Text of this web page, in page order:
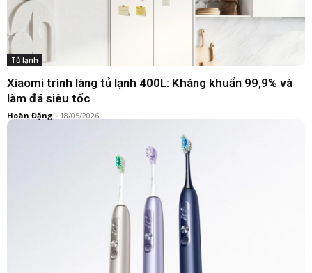
Tủ lạnh
Xiaomi trình làng tủ lạnh 400L: Kháng khuẩn 99,9% và
làm đá siêu tốc
Hoàn Đặng - 18/05/2026